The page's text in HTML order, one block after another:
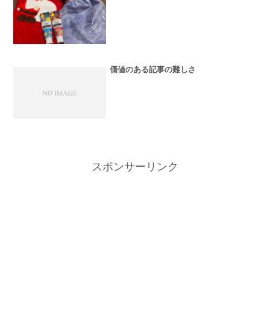
価値のある記事の難しさ
スポンサーリンク